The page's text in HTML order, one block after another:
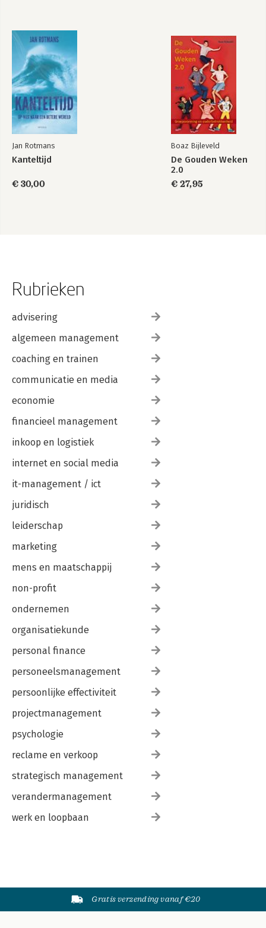
Jan Rotmans
Kanteltijd
€ 30,00
Boaz Bijleveld
De Gouden Weken
2.0
€ 27,95
Rubrieken
advisering
algemeen management
coaching en trainen
communicatie en media
economie
financieel management
inkoop en logistiek
internet en social media
it-management / ict
juridisch
leiderschap
marketing
mens en maatschappij
non-profit
ondernemen
organisatiekunde
personal finance
personeelsmanagement
persoonlijke effectiviteit
projectmanagement
psychologie
reclame en verkoop
strategisch management
verandermanagement
werk en loopbaan
Gratis verzending vanaf €20